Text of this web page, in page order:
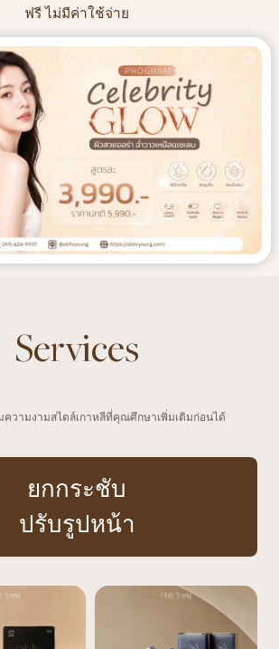
ฟรี ไม่มีค่าใช้จ่าย
Services
มความงามสไตล์เกาหลีที่คุณศึกษาเพิ่มเติมก่อนได้
ยกกระชับ
ปรับรูปหน้า